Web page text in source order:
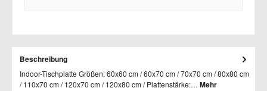
Beschreibung
Indoor-Tischplatte Größen: 60x60 cm / 60x70 cm / 70x70 cm / 80x80 cm
/ 110x70 cm / 120x70 cm / 120x80 cm / Plattenstärke:… Mehr